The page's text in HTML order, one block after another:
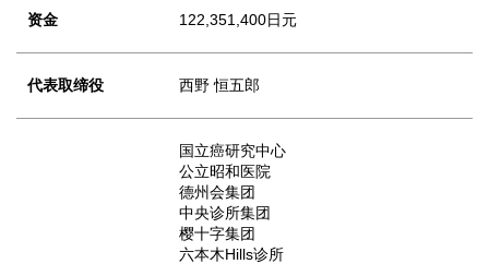
资金 122,351,400日元
代表取缔役 西野 恒五郎
国立癌研究中心
公立昭和医院
德州会集团
中央诊所集团
樱十字集团
六本木Hills诊所